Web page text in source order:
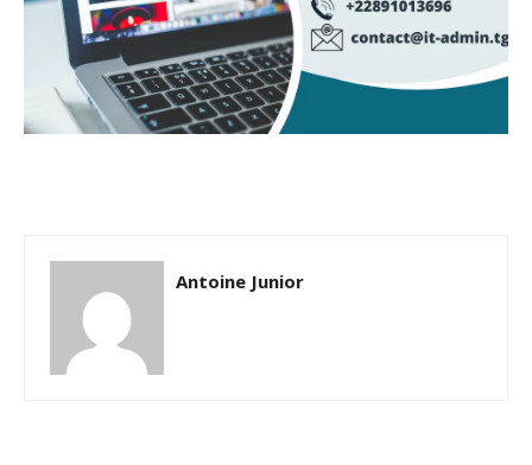
Antoine Junior